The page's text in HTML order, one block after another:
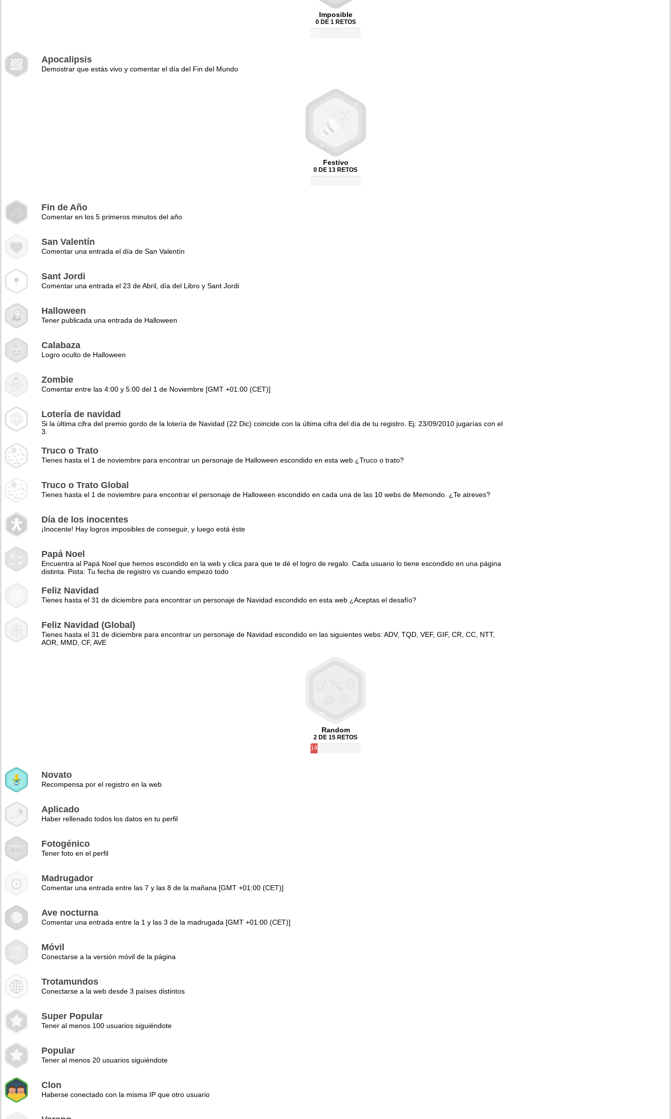
Imposible
0 DE 1 RETOS
Apocalipsis
Demostrar que estás vivo y comentar el día del Fin del Mundo
Festivo
0 DE 13 RETOS
Fin de Año
Comentar en los 5 primeros minutos del año
San Valentín
Comentar una entrada el día de San Valentín
Sant Jordi
Comentar una entrada el 23 de Abril, día del Libro y Sant Jordi
Halloween
Tener publicada una entrada de Halloween
Calabaza
Logro oculto de Halloween
Zombie
Comentar entre las 4:00 y 5:00 del 1 de Noviembre [GMT +01:00 (CET)]
Lotería de navidad
Si la última cifra del premio gordo de la lotería de Navidad (22 Dic) coincide con la última cifra del día de tu registro. Ej: 23/09/2010 jugarías con el
3.
Truco o Trato
Tienes hasta el 1 de noviembre para encontrar un personaje de Halloween escondido en esta web ¿Truco o trato?
Truco o Trato Global
Tienes hasta el 1 de noviembre para encontrar el personaje de Halloween escondido en cada una de las 10 webs de Memondo. ¿Te atreves?
Día de los inocentes
¡Inocente! Hay logros imposibles de conseguir, y luego está éste
Papá Noel
Encuentra al Papá Noel que hemos escondido en la web y clica para que te dé el logro de regalo. Cada usuario lo tiene escondido en una página
distinta. Pista: Tu fecha de registro vs cuando empezó todo
Feliz Navidad
Tienes hasta el 31 de diciembre para encontrar un personaje de Navidad escondido en esta web ¿Aceptas el desafío?
Feliz Navidad (Global)
Tienes hasta el 31 de diciembre para encontrar un personaje de Navidad escondido en las siguientes webs: ADV, TQD, VEF, GIF, CR, CC, NTT,
AOR, MMD, CF, AVE
Random
2 DE 15 RETOS
14%
Novato
Recompensa por el registro en la web
Aplicado
Haber rellenado todos los datos en tu perfil
Fotogénico
Tener foto en el perfil
Madrugador
Comentar una entrada entre las 7 y las 8 de la mañana [GMT +01:00 (CET)]
Ave nocturna
Comentar una entrada entre la 1 y las 3 de la madrugada [GMT +01:00 (CET)]
Móvil
Conectarse a la versión móvil de la página
Trotamundos
Conectarse a la web desde 3 países distintos
Super Popular
Tener al menos 100 usuarios siguiéndote
Popular
Tener al menos 20 usuarios siguiéndote
Clon
Haberse conectado con la misma IP que otro usuario